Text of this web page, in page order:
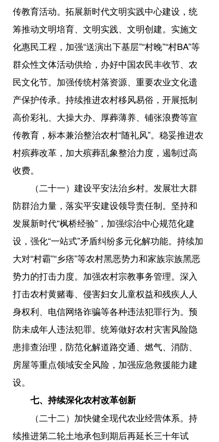
传教育活动。拓展新时代文明实践中心建设，统
筹推动文明培育、文明实践、文明创建。实施文
化惠民工程，加强“送演出下基层”“村晚”“村BA”等
群众性文体活动供给，办好中国农民丰收节、农
民文化节。加强传统村落资源、重要农业文化遗
产保护传承。持续推进农村移风易俗，开展抵制
高价彩礼、大操大办、厚葬薄养、铺张浪费等宣
传教育，标本兼治整治农村“随礼风”。稳妥推进农
村殡葬改革，加大殡葬乱象整治力度，遏制过高
收费。
（二十一）建设平安法治乡村。发展壮大群
防群治力量，落实平安建设领导责任制。坚持和
发展新时代“枫桥经验”，加强综治中心规范化建
设，强化“一站式”矛盾纠纷多元化解功能。持续加
大对“村霸”“乡痞”等农村黑恶势力和家族宗族黑恶
势力的打击力度。加强农村宗教事务管理。深入
打击农村黄赌毒、侵害妇女儿童权益和残疾人人
身权利、电信网络诈骗等各种违法犯罪行为。预
防未成年人违法犯罪。统筹做好农村灾害风险隐
患排查治理，防范化解道路交通、燃气、消防、
房屋等重点领域安全风险，加强应急救援能力建
设。
七、持续深化农村改革创新
（二十二）加快健全现代农业经营体系。持
续推进第二轮土地承包到期后再延长三十年试